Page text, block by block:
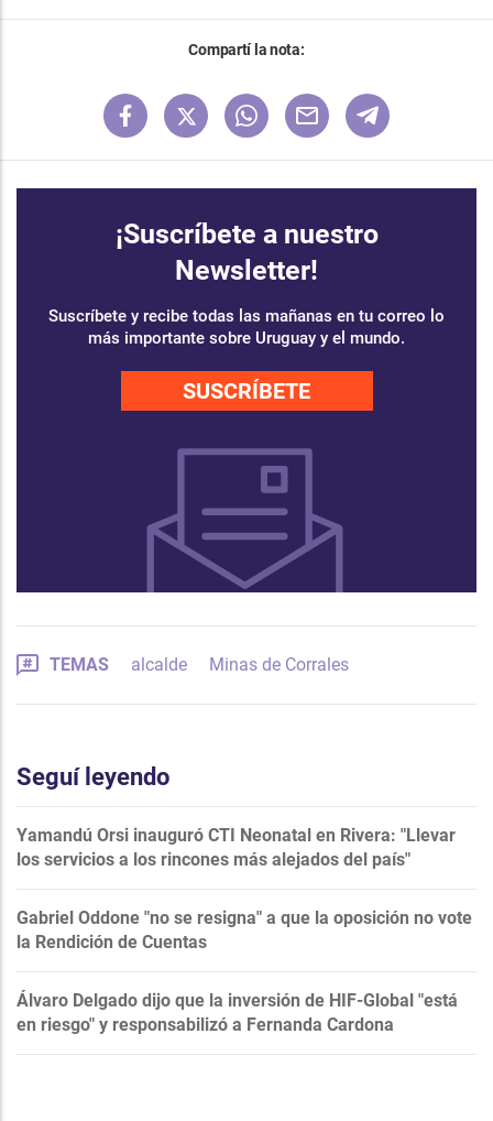
Compartí la nota:
¡Suscríbete a nuestro
Newsletter!
Suscríbete y recibe todas las mañanas en tu correo lo
más importante sobre Uruguay y el mundo.
SUSCRÍBETE
TEMAS alcalde Minas de Corrales
Seguí leyendo
Yamandú Orsi inauguró CTI Neonatal en Rivera: "Llevar
los servicios a los rincones más alejados del país"
Gabriel Oddone "no se resigna" a que la oposición no vote
la Rendición de Cuentas
Álvaro Delgado dijo que la inversión de HIF-Global "está
en riesgo" y responsabilizó a Fernanda Cardona